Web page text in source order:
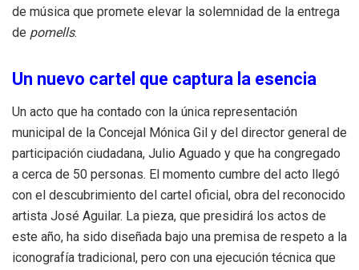
de música que promete elevar la solemnidad de la entrega
de pomells.
Un nuevo cartel que captura la esencia
Un acto que ha contado con la única representación
municipal de la Concejal Mónica Gil y del director general de
participación ciudadana, Julio Aguado y que ha congregado
a cerca de 50 personas. El momento cumbre del acto llegó
con el descubrimiento del cartel oficial, obra del reconocido
artista José Aguilar. La pieza, que presidirá los actos de
este año, ha sido diseñada bajo una premisa de respeto a la
iconografía tradicional, pero con una ejecución técnica que